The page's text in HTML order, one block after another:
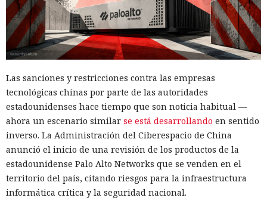
Las sanciones y restricciones contra las empresas
tecnológicas chinas por parte de las autoridades
estadounidenses hace tiempo que son noticia habitual —
ahora un escenario similar se está desarrollando en sentido
inverso. La Administración del Ciberespacio de China
anunció el inicio de una revisión de los productos de la
estadounidense Palo Alto Networks que se venden en el
territorio del país, citando riesgos para la infraestructura
informática crítica y la seguridad nacional.